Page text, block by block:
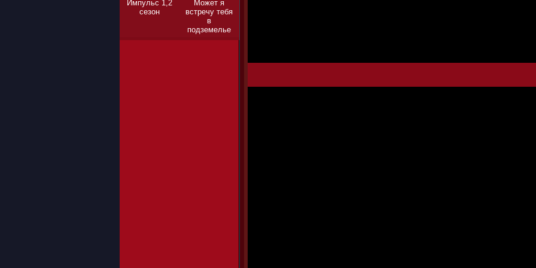
Импульс 1,2
сезон
Может я
встречу тебя
в
подземелье
1,2,3 сезон